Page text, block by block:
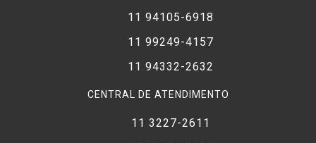
11 94105-6918
11 99249-4157
11 94332-2632
CENTRAL DE ATENDIMENTO
11 3227-2611